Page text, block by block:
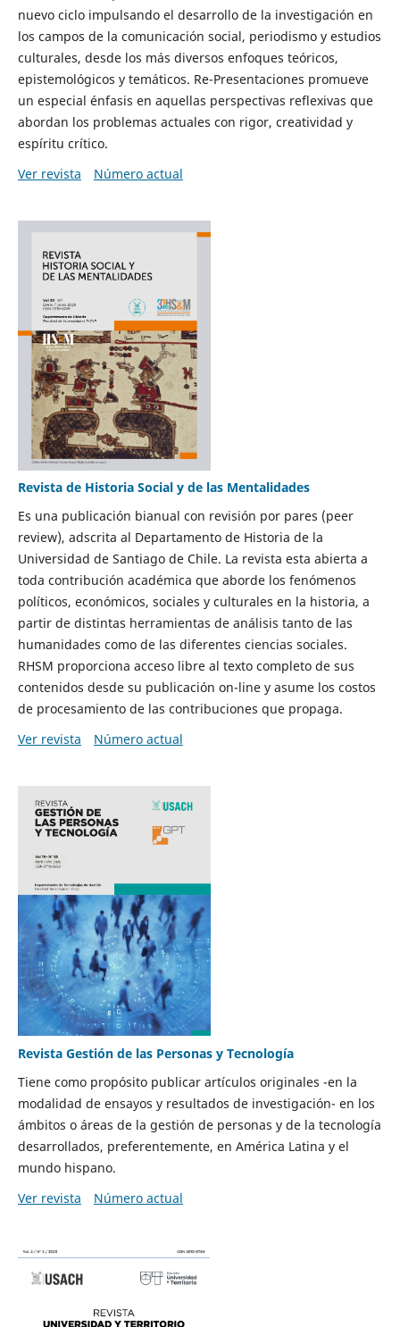
nuevo ciclo impulsando el desarrollo de la investigación en
los campos de la comunicación social, periodismo y estudios
culturales, desde los más diversos enfoques teóricos,
epistemológicos y temáticos. Re-Presentaciones promueve
un especial énfasis en aquellas perspectivas reflexivas que
abordan los problemas actuales con rigor, creatividad y
espíritu crítico.
Ver revista
Número actual
Revista de Historia Social y de las Mentalidades
Es una publicación bianual con revisión por pares (peer
review), adscrita al Departamento de Historia de la
Universidad de Santiago de Chile. La revista esta abierta a
toda contribución académica que aborde los fenómenos
políticos, económicos, sociales y culturales en la historia, a
partir de distintas herramientas de análisis tanto de las
humanidades como de las diferentes ciencias sociales.
RHSM proporciona acceso libre al texto completo de sus
contenidos desde su publicación on-line y asume los costos
de procesamiento de las contribuciones que propaga.
Ver revista
Número actual
Revista Gestión de las Personas y Tecnología
Tiene como propósito publicar artículos originales -en la
modalidad de ensayos y resultados de investigación- en los
ámbitos o áreas de la gestión de personas y de la tecnología
desarrollados, preferentemente, en América Latina y el
mundo hispano.
Ver revista
Número actual